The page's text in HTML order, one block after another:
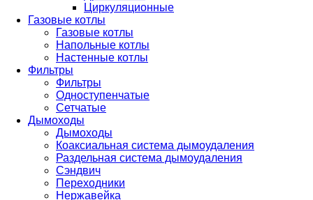
Циркуляционные
Газовые котлы
Газовые котлы
Напольные котлы
Настенные котлы
Фильтры
Фильтры
Одноступенчатые
Сетчатые
Дымоходы
Дымоходы
Коаксиальная система дымоудаления
Раздельная система дымоудаления
Сэндвич
Переходники
Нержавейка